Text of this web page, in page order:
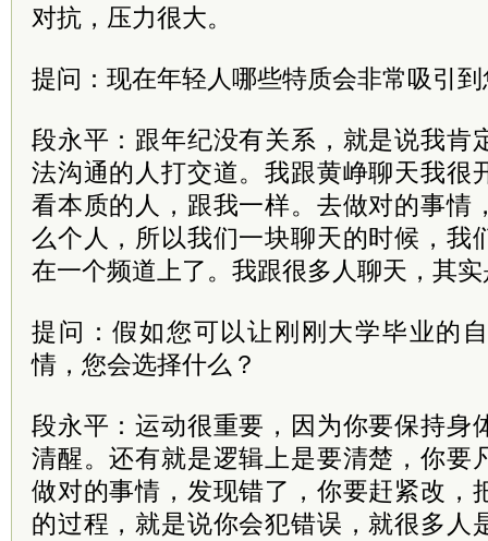
对抗，压力很大。
提问：现在年轻人哪些特质会非常吸引
段永平：跟年纪没有关系，就是说我肯
法沟通的人打交道。我跟黄峥聊天我很
看本质的人，跟我一样。去做对的事情
么个人，所以我们一块聊天的时候，我
在一个频道上了。我跟很多人聊天，其
提问：假如您可以让刚刚大学毕业的
情，您会选择什么？
段永平：运动很重要，因为你要保持身
清醒。还有就是逻辑上是要清楚，你要
做对的事情，发现错了，你要赶紧改，
的过程，就是说你会犯错误，就很多人